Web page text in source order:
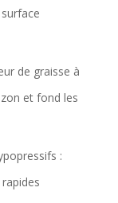
de graisse à
et fond les
: